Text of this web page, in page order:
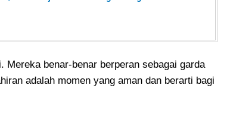
benar-benar berperan sebagai garda
adalah momen yang aman dan berarti bagi